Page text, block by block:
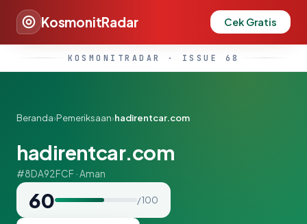
KosmonitRadar Cek Gratis
KOSMONITRADAR · ISSUE 68
Beranda›Pemeriksaan›hadirentcar.com
hadirentcar.com
#8DA92FCF · Aman
60 / 100